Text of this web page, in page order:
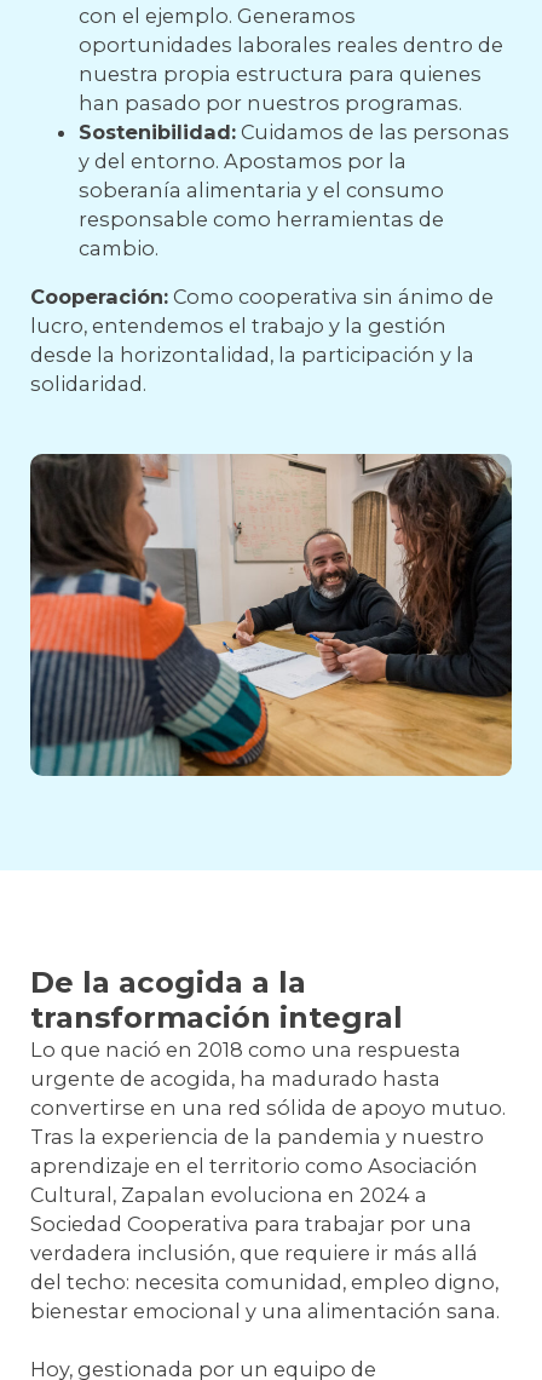
con el ejemplo. Generamos
oportunidades laborales reales dentro de
nuestra propia estructura para quienes
han pasado por nuestros programas.
Sostenibilidad:Cuidamos de las personas
y del entorno. Apostamos por la
soberanía alimentaria y el consumo
responsable como herramientas de
cambio.
Cooperación:Como cooperativa sin ánimo de
lucro, entendemos el trabajo y la gestión
desde la horizontalidad, la participación y la
solidaridad.
De la acogida a la
transformación integral
Lo que nació en 2018 como una respuesta
urgente de acogida, ha madurado hasta
convertirse en una red sólida de apoyo mutuo.
Tras la experiencia de la pandemia y nuestro
aprendizaje en el territorio como Asociación
Cultural, Zapalan evoluciona en 2024 a
Sociedad Cooperativa para trabajar por una
verdadera inclusión, que requiere ir más allá
del techo: necesita comunidad, empleo digno,
bienestar emocional y una alimentación sana.
Hoy, gestionada por un equipo de